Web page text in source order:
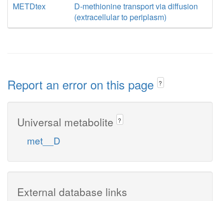
METDtex
D-methionine transport via diffusion
(extracellular to periplasm)
Report an error on this page ?
Universal metabolite ?
met__D
External database links